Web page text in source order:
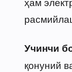
Учинчи
қонуний